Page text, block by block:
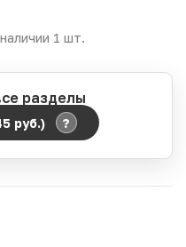
1 шт.
разделы
руб.) ?